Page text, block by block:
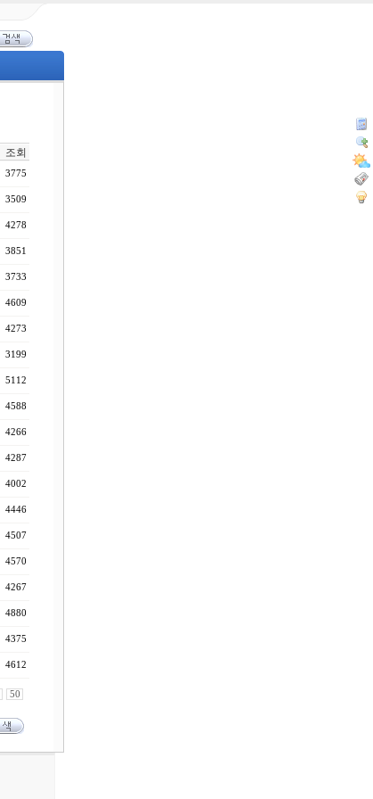
조회
3775
3509
4278
3851
3733
4609
4273
3199
5112
4588
4266
4287
4002
4446
4507
4570
4267
4880
4375
4612
50